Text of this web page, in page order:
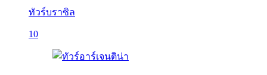
ทัวร์บราซิล
10